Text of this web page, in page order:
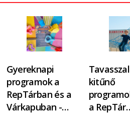
Gyereknapi
programok a
RepTárban és a
Várkapuban -…
kitűnő
a